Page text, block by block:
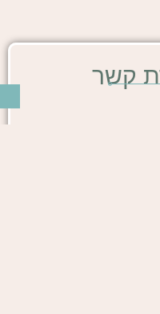
קשר